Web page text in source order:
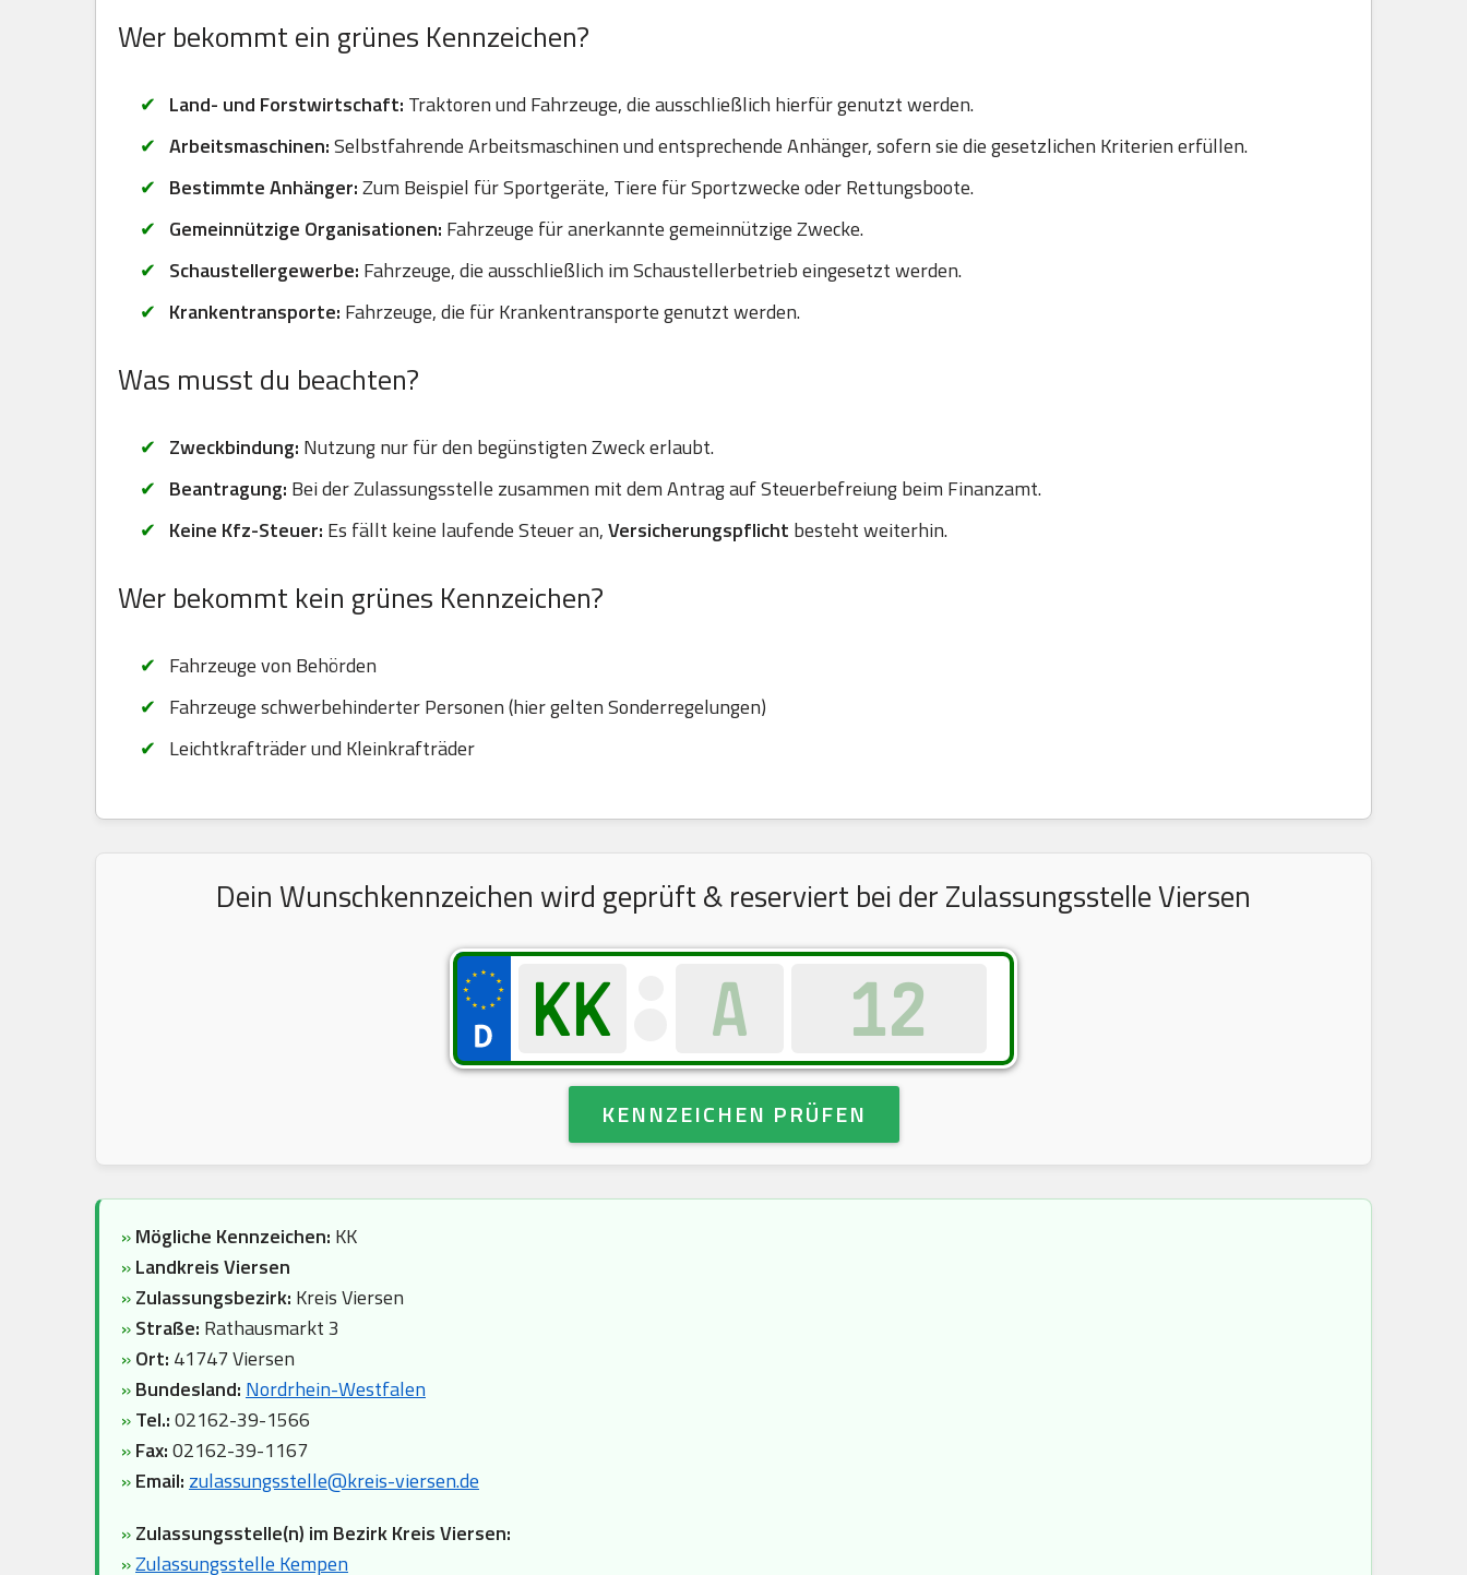
Wer bekommt ein grünes Kennzeichen?
Land- und Forstwirtschaft: Traktoren und Fahrzeuge, die ausschließlich hierfür genutzt werden.
Arbeitsmaschinen:Selbstfahrende Arbeitsmaschinen und entsprechende Anhänger, sofern sie die gesetzlichen Kriterien erfüllen.
Bestimmte Anhänger:Zum Beispiel für Sportgeräte, Tiere für Sportzwecke oder Rettungsboote.
Gemeinnützige Organisationen: Fahrzeuge für anerkannte gemeinnützige Zwecke.
Schaustellergewerbe: Fahrzeuge, die ausschließlich im Schaustellerbetrieb eingesetzt werden.
Krankentransporte: Fahrzeuge, die für Krankentransporte genutzt werden.
Was musst du beachten?
Zweckbindung: Nutzung nur für den begünstigten Zweck erlaubt.
Beantragung: Bei der Zulassungsstelle zusammen mit dem Antrag auf Steuerbefreiung beim Finanzamt.
Keine Kfz-Steuer: Es fällt keine laufende Steuer an,Versicherungspflicht besteht weiterhin.
Wer bekommt kein grünes Kennzeichen?
Fahrzeuge von Behörden
Fahrzeuge schwerbehinderter Personen (hier gelten Sonderregelungen)
Leichtkrafträder und Kleinkrafträder
Dein Wunschkennzeichen wird geprüft & reserviert bei der Zulassungsstelle Viersen
KENNZEICHEN PRÜFEN
»Mögliche Kennzeichen: KK
»Landkreis Viersen
»Zulassungsbezirk: Kreis Viersen
»Straße: Rathausmarkt 3
»Ort: 41747 Viersen
»Bundesland: Nordrhein-Westfalen
»Tel.:02162-39-1566
»Fax:02162-39-1167
»Email: zulassungsstelle@kreis-viersen.de
»Zulassungsstelle(n) im Bezirk Kreis Viersen:
»Zulassungsstelle Kempen